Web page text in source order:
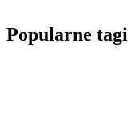
Popularne tagi